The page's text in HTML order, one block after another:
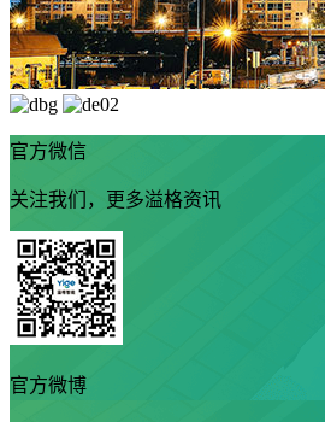
官方微信
关注我们，更多溢格资讯
官方微博